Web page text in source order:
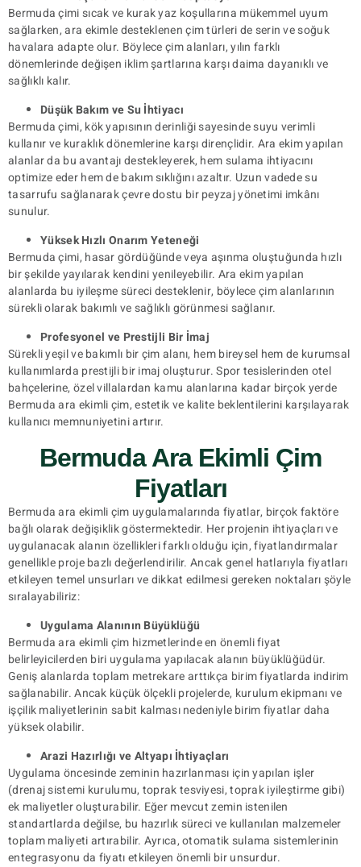
Bermuda çimi sıcak ve kurak yaz koşullarına mükemmel uyum
sağlarken, ara ekimle desteklenen çim türleri de serin ve soğuk
havalara adapte olur. Böylece çim alanları, yılın farklı
dönemlerinde değişen iklim şartlarına karşı daima dayanıklı ve
sağlıklı kalır.
Düşük Bakım ve Su İhtiyacı
Bermuda çimi, kök yapısının derinliği sayesinde suyu verimli
kullanır ve kuraklık dönemlerine karşı dirençlidir. Ara ekim yapılan
alanlar da bu avantajı destekleyerek, hem sulama ihtiyacını
optimize eder hem de bakım sıklığını azaltır. Uzun vadede su
tasarrufu sağlanarak çevre dostu bir peyzaj yönetimi imkânı
sunulur.
Yüksek Hızlı Onarım Yeteneği
Bermuda çimi, hasar gördüğünde veya aşınma oluştuğunda hızlı
bir şekilde yayılarak kendini yenileyebilir. Ara ekim yapılan
alanlarda bu iyileşme süreci desteklenir, böylece çim alanlarının
sürekli olarak bakımlı ve sağlıklı görünmesi sağlanır.
Profesyonel ve Prestijli Bir İmaj
Sürekli yeşil ve bakımlı bir çim alanı, hem bireysel hem de kurumsal
kullanımlarda prestijli bir imaj oluşturur. Spor tesislerinden otel
bahçelerine, özel villalardan kamu alanlarına kadar birçok yerde
Bermuda ara ekimli çim, estetik ve kalite beklentilerini karşılayarak
kullanıcı memnuniyetini artırır.
Bermuda Ara Ekimli Çim
Fiyatları
Bermuda ara ekimli çim uygulamalarında fiyatlar, birçok faktöre
bağlı olarak değişiklik göstermektedir. Her projenin ihtiyaçları ve
uygulanacak alanın özellikleri farklı olduğu için, fiyatlandırmalar
genellikle proje bazlı değerlendirilir. Ancak genel hatlarıyla fiyatları
etkileyen temel unsurları ve dikkat edilmesi gereken noktaları şöyle
sıralayabiliriz:
Uygulama Alanının Büyüklüğü
Bermuda ara ekimli çim hizmetlerinde en önemli fiyat
belirleyicilerden biri uygulama yapılacak alanın büyüklüğüdür.
Geniş alanlarda toplam metrekare arttıkça birim fiyatlarda indirim
sağlanabilir. Ancak küçük ölçekli projelerde, kurulum ekipmanı ve
işçilik maliyetlerinin sabit kalması nedeniyle birim fiyatlar daha
yüksek olabilir.
Arazi Hazırlığı ve Altyapı İhtiyaçları
Uygulama öncesinde zeminin hazırlanması için yapılan işler
(drenaj sistemi kurulumu, toprak tesviyesi, toprak iyileştirme gibi)
ek maliyetler oluşturabilir. Eğer mevcut zemin istenilen
standartlarda değilse, bu hazırlık süreci ve kullanılan malzemeler
toplam maliyeti artırabilir. Ayrıca, otomatik sulama sistemlerinin
entegrasyonu da fiyatı etkileyen önemli bir unsurdur.